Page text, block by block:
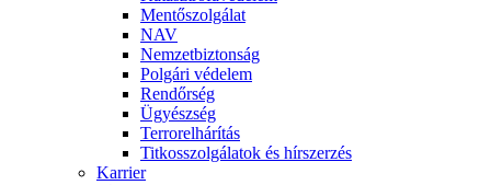
Mentőszolgálat
NAV
Nemzetbiztonság
Polgári védelem
Rendőrség
Ügyészség
Terrorelhárítás
Titkosszolgálatok és hírszerzés
Karrier